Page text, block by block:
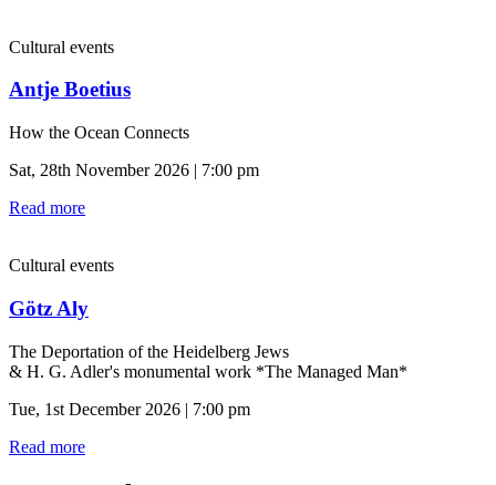
Cultural events
Antje Boetius
How the Ocean Connects
Sat, 28th November 2026 | 7:00 pm
Read more
Cultural events
Götz Aly
The Deportation of the Heidelberg Jews
& H. G. Adler's monumental work *The Managed Man*
Tue, 1st December 2026 | 7:00 pm
Read more